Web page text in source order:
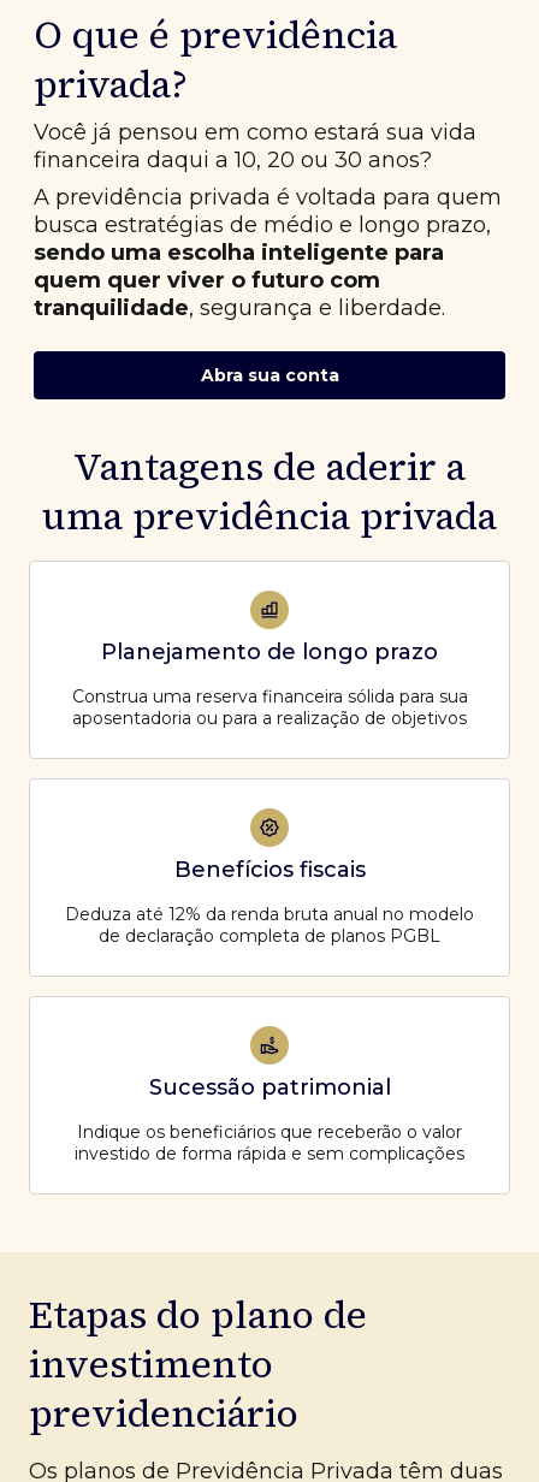
O que é previdência
privada?
Você já pensou em como estará sua vida
financeira daqui a 10, 20 ou 30 anos?
A previdência privada é voltada para quem
busca estratégias de médio e longo prazo,
sendo uma escolha inteligente para
quem quer viver o futuro com
tranquilidade, segurança e liberdade.
Abra sua conta
Vantagens de aderir a
uma previdência privada
Planejamento de longo prazo
Construa uma reserva financeira sólida para sua
aposentadoria ou para a realização de objetivos
Benefícios fiscais
Deduza até 12% da renda bruta anual no modelo
de declaração completa de planos PGBL
Sucessão patrimonial
Indique os beneficiários que receberão o valor
investido de forma rápida e sem complicações
Etapas do plano de
investimento
previdenciário
Os planos de Previdência Privada têm duas